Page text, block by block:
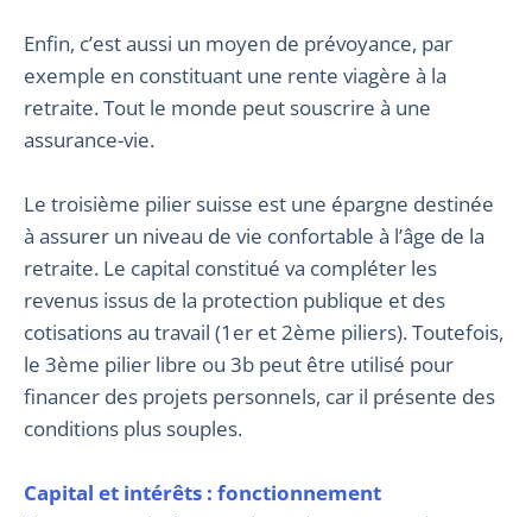
Enfin, c’est aussi un moyen de prévoyance, par
exemple en constituant une rente viagère à la
retraite. Tout le monde peut souscrire à une
assurance-vie.
Le troisième pilier suisse est une épargne destinée
à assurer un niveau de vie confortable à l’âge de la
retraite. Le capital constitué va compléter les
revenus issus de la protection publique et des
cotisations au travail (1er et 2ème piliers). Toutefois,
le 3ème pilier libre ou 3b peut être utilisé pour
financer des projets personnels, car il présente des
conditions plus souples.
Capital et intérêts : fonctionnement